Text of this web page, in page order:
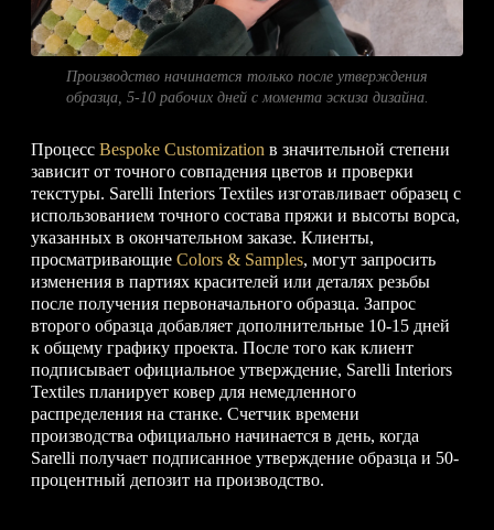
Производство начинается только после утверждения
образца, 5-10 рабочих дней с момента эскиза дизайна.
ПроцессBespoke Customization в значительной степени
зависит от точного совпадения цветов и проверки
текстуры. Sarelli Interiors Textiles изготавливает образец с
использованием точного состава пряжи и высоты ворса,
указанных в окончательном заказе. Клиенты,
просматривающиеColors & Samples, могут запросить
изменения в партиях красителей или деталях резьбы
после получения первоначального образца. Запрос
второго образца добавляет дополнительные 10-15 дней
к общему графику проекта. После того как клиент
подписывает официальное утверждение, Sarelli Interiors
Textiles планирует ковер для немедленного
распределения на станке. Счетчик времени
производства официально начинается в день, когда
Sarelli получает подписанное утверждение образца и 50-
процентный депозит на производство.